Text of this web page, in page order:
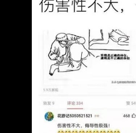
根本可以說是只要找
中就當是個聯絡人了
陳時中嗎？ 再不濟也
很難嗎？ 真的不爽
個人去問 台積和鴻
麼 十億多 還能付的
是壞人啊 ！？ --